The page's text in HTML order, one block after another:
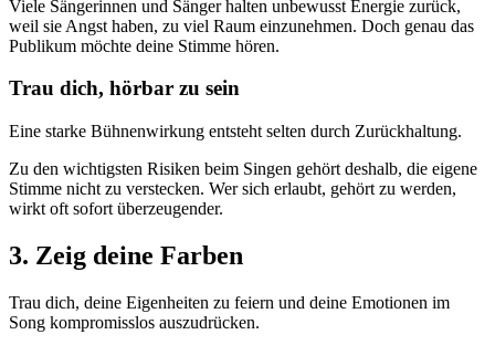
Viele Sängerinnen und Sänger halten unbewusst Energie zurück,
weil sie Angst haben, zu viel Raum einzunehmen. Doch genau das
Publikum möchte deine Stimme hören.
Trau dich, hörbar zu sein
Eine starke Bühnenwirkung entsteht selten durch Zurückhaltung.
Zu den wichtigsten Risiken beim Singen gehört deshalb, die eigene
Stimme nicht zu verstecken. Wer sich erlaubt, gehört zu werden,
wirkt oft sofort überzeugender.
3. Zeig deine Farben
Trau dich, deine Eigenheiten zu feiern und deine Emotionen im
Song kompromisslos auszudrücken.